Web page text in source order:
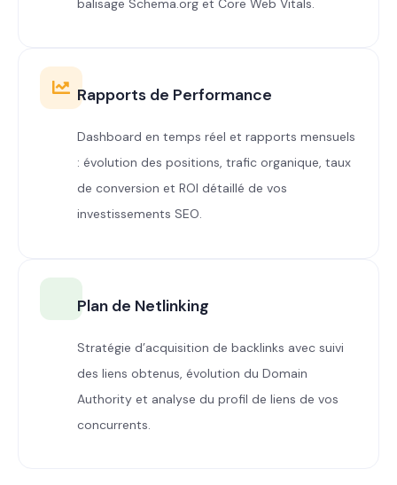
balisage Schema.org et Core Web Vitals.
Rapports de Performance
Dashboard en temps réel et rapports mensuels
: évolution des positions, trafic organique, taux
de conversion et ROI détaillé de vos
investissements SEO.
Plan de Netlinking
Stratégie d’acquisition de backlinks avec suivi
des liens obtenus, évolution du Domain
Authority et analyse du profil de liens de vos
concurrents.